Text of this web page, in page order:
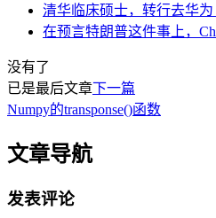
清华临床硕士，转行去华为
在预言特朗普这件事上，
没有了
已是最后文章下一篇
Numpy的transponse()函数
文章导航
发表评论